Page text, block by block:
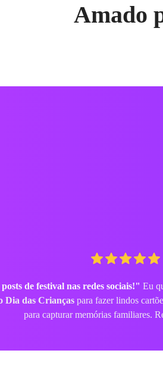
Amado
eventos escolares incríveis."Não
celebração infantilfizeram a decoração
de IA de crianças em cartoon foi um